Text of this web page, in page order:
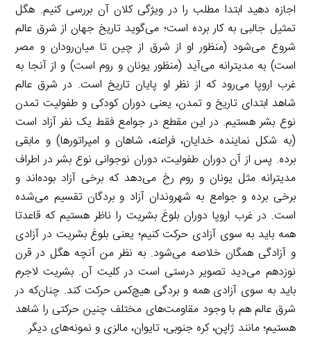
اجازه دهید ابتدا مطلب را در ویژگی کلان آن بررسی کنیم. هگل
تمثیل جالبی به کار برده است؛ می‌گوید تاریخ جهان از شرق عالم
شروع می‌شود (منظور او از شرق از چین تا میان‌رودان و مصر
است) به مدیترانه می‌آید (منظور یونان و روم است) و از آنجا به
غرب اروپا می‌رود که از نظر او پایان تاریخ است. در شرق عالم
شاهد ابتدای تاریخ و تمدن، یعنی دوران کودکی و طفولیت تمدن
نوع بشر هستیم. در این مقطع در جوامع فقط یک نفر آزاد است
(به شکل نماینده خدایان، فراعنه، شاهان و امپراتورها) و مابقی
برده. پس از آن دوران طفولیت، دوران نوجوانی نوع بشر در اطراف
مدیترانه مثل یونان و روم رخ می‌دهد که برخی آزاد بوده‌اند و
برخی برده و جوامع به شهروندان آزاد و بردگان تقسیم می‌شده
است. در غرب اروپا دوران بلوغ بشریت را ناظر هستیم که قاعدتا
همه باید به سوی آزادی حرکت کنیم؛ یعنی بلوغ بشریت در آزادی
و آزادگی همگان خلاصه می‌شود. به نظر من آنچه هگل در قرن
نوزدهم می‌دید تصویر درستی است در کلیت آن. بشریت لاجرم
باید به سوی آزادی همه و بردگی هیچ‌کس حرکت کند. چنان‌که در
شرق عالم هم با وجود مقاومت‌های مختلف چنین حرکتی را شاهد
هستیم؛ مانند ژاپن، کره جنوبی، تایوان، مالزی و نمونه‌های دیگر.